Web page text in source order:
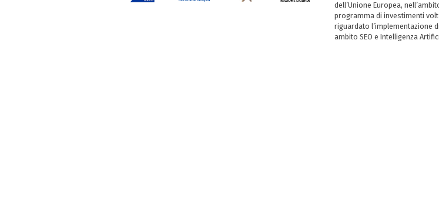
dell’Unione Europea,
programma di investimenti
riguardato l’implementazione
ambito SEO e Intelligenza